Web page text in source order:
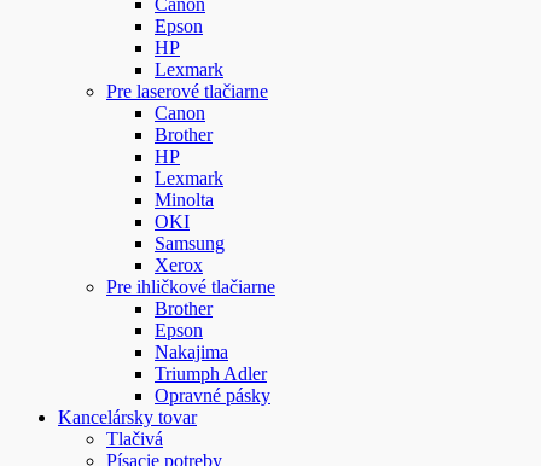
Canon
Epson
HP
Lexmark
Pre laserové tlačiarne
Canon
Brother
HP
Lexmark
Minolta
OKI
Samsung
Xerox
Pre ihličkové tlačiarne
Brother
Epson
Nakajima
Triumph Adler
Opravné pásky
Kancelársky tovar
Tlačivá
Písacie potreby